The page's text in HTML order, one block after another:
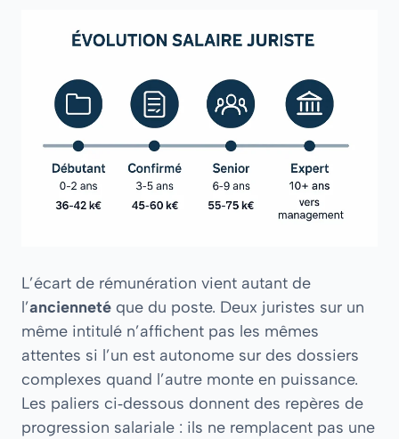
L’écart de rémunération vient autant de
l’ancienneté que du poste. Deux juristes sur un
même intitulé n’affichent pas les mêmes
attentes si l’un est autonome sur des dossiers
complexes quand l’autre monte en puissance.
Les paliers ci‑dessous donnent des repères de
progression salariale : ils ne remplacent pas une